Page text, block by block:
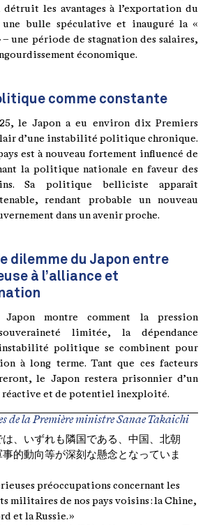
les avantages à l’exportation du
une bulle spéculative et inauguré la «
– une période de stagnation des salaires,
économique.
comme constante
le Japon a eu environ dix Premiers
d’une instabilité politique chronique.
est à nouveau fortement influencé de
la politique nationale en faveur des
Sa politique belliciste apparaît
rendant probable un nouveau
dans un avenir proche.
dilemme du Japon entre
à l’alliance et
Japon montre comment la pression
limitée, la dépendance
politique se combinent pour
à long terme. Tant que ces facteurs
le Japon restera prisonnier d’un
et de potentiel inexploité.
de la Première ministre Sanae Takaichi
は、いずれも隣国である、中国、北朝
的動向等が深刻な懸念となっていま
préoccupations concernant les
militaires de nos pays voisins : la Chine,
et la Russie. »